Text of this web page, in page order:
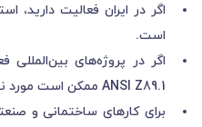
است.
ANSI Z89.1 ممکن است مورد نیاز باشد.